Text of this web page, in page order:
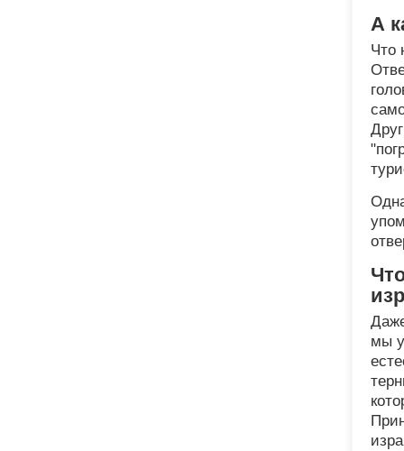
А
Что
мы